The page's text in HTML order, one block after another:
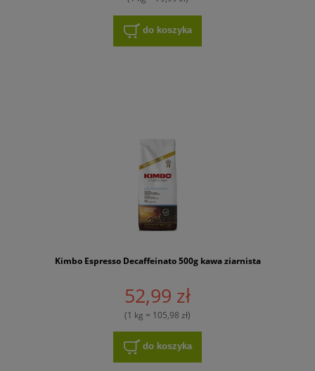
do koszyka
Kimbo Espresso Decaffeinato 500g kawa ziarnista
52,99 zł
(1 kg = 105,98 zł)
do koszyka